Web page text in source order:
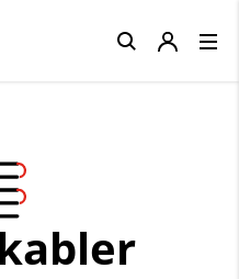
Close